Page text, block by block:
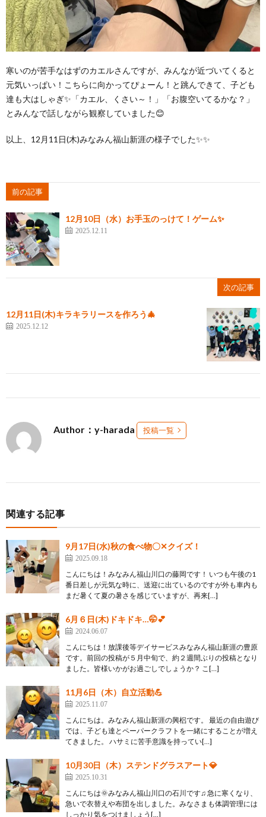
寒いのが苦手なはずのカエルさんですが、みんなが近づいてくると
元気いっぱい！こちらに向かってぴょーん！と跳んできて、子ども
達も大はしゃぎ✨「カエル、くさい～！」「お腹空いてるかな？」
とみんなで話しながら観察していました😊
以上、12月11日(木)みなみん福山新涯の様子でした✨✨
前の記事
12月10日（水）お手玉のっけて！ゲーム✨
2025.12.11
次の記事
12月11日(木)キラキラリースを作ろう🎄
2025.12.12
Author：y-harada 投稿一覧
関連する記事
9月17日(水)秋の食べ物〇✕クイズ！
2025.09.18
こんにちは！みなみん福山川口の藤岡です！ いつも午後の1
番日差しが元気な時に、送迎に出ているのですが外も車内も
まだ暑くて夏の暑さを感じていますが、再来[…]
6月６日(木)ドキドキ…🤭💕
2024.06.07
こんにちは！放課後等デイサービスみなみん福山新涯の豊原
です。前回の投稿が５月中旬で、約２週間ぶりの投稿となり
ました。皆様いかがお過ごしでしょうか？ こ[…]
11月6日（木）自立活動💪
2025.11.07
こんにちは。みなみん福山新涯の興梠です。 最近の自由遊び
では、子ども達とペーパークラフトを一緒にすることが増え
てきました。 ハサミに苦手意識を持ってい[…]
10月30日（木）ステンドグラスアート💎
2025.10.31
こんにちは🌞みなみん福山川口の石川です♫ 急に寒くなり、
急いで衣替えや布団を出しました。みなさまも体調管理には
しっかり気をつけましょう[…]